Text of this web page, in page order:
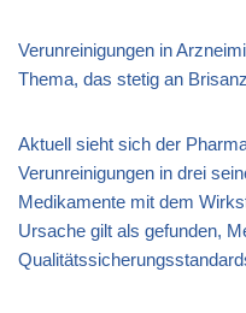
Verunreinigungen in
Thema, das stetig an
Aktuell sieht sich der
Verunreinigungen in drei
Medikamente mit dem
Ursache gilt als gefunden,